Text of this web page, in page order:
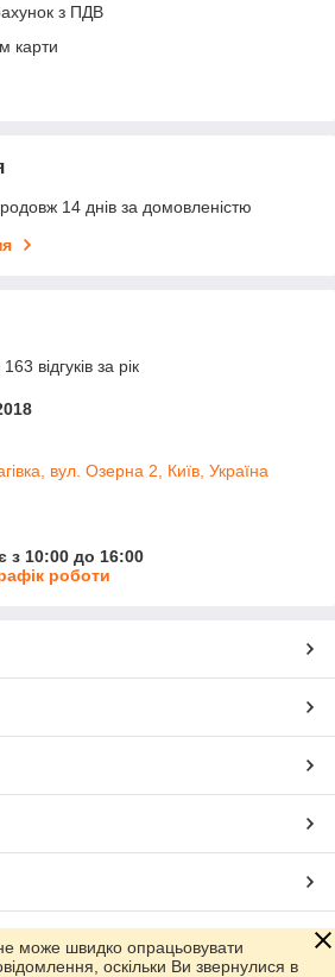
з ПДВ
карти
14 днів за домовленістю
відгуків за рік
вул. Озерна 2, Київ, Україна
з 10:00 до 16:00
роботи
може швидко опрацьовувати
оскільки Ви звернулися в